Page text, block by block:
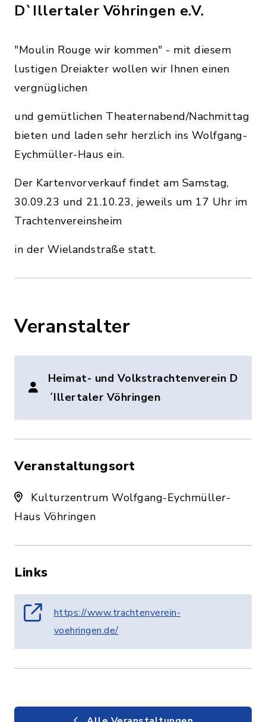
D`Illertaler Vöhringen e.V.
"Moulin Rouge wir kommen" - mit diesem
lustigen Dreiakter wollen wir Ihnen einen
vergnüglichen
und gemütlichen Theaternabend/Nachmittag
bieten und laden sehr herzlich ins Wolfgang-
Eychmüller-Haus ein.
Der Kartenvorverkauf findet am Samstag,
30.09.23 und 21.10.23, jeweils um 17 Uhr im
Trachtenvereinsheim
in der Wielandstraße statt.
Veranstalter
Heimat- und Volkstrachtenverein D
´Illertaler Vöhringen
Veranstaltungsort
Kulturzentrum Wolfgang-Eychmüller-
Haus Vöhringen
Links
https://www.trachtenverein-
voehringen.de/